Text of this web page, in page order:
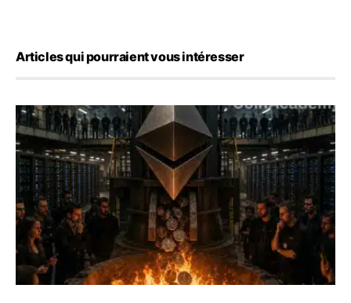
Articles qui pourraient vous intéresser
ETH : Ethereum veut brûler les récompenses des